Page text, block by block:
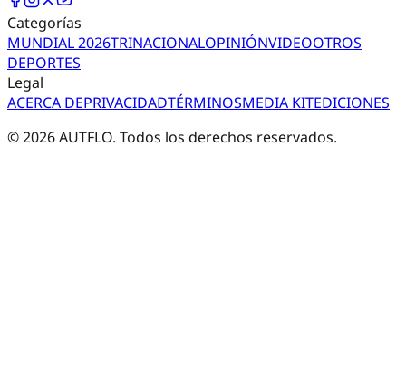
Categorías
MUNDIAL 2026TRINACIONALOPINIÓNVIDEOOTROS
DEPORTES
Legal
ACERCA DEPRIVACIDADTÉRMINOSMEDIA KITEDICIONES
©2026AUTFLO. Todos los derechos reservados.